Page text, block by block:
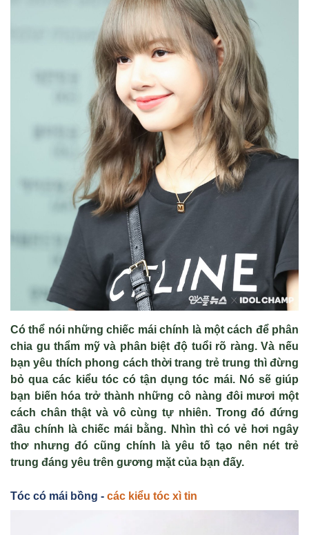
Có thể nói những chiếc mái chính là một cách để phân
chia gu thẩm mỹ và phân biệt độ tuổi rõ ràng. Và nếu
bạn yêu thích phong cách thời trang trẻ trung thì đừng
bỏ qua các kiểu tóc có tận dụng tóc mái. Nó sẽ giúp
bạn biến hóa trở thành những cô nàng đôi mươi một
cách chân thật và vô cùng tự nhiên. Trong đó đứng
đầu chính là chiếc mái bằng. Nhìn thì có vẻ hơi ngây
thơ nhưng đó cũng chính là yêu tố tạo nên nét trẻ
trung đáng yêu trên gương mặt của bạn đấy.
Tóc có mái bồng - các kiểu tóc xì tin